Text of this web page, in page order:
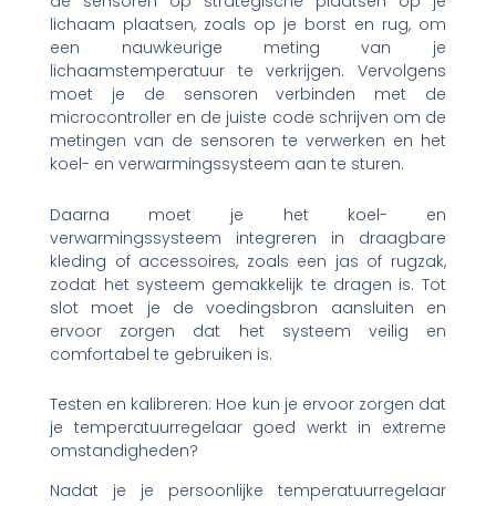
lichaam plaatsen, zoals op je borst en rug, om
een nauwkeurige meting van je
lichaamstemperatuur te verkrijgen. Vervolgens
moet je de sensoren verbinden met de
microcontroller en de juiste code schrijven om de
metingen van de sensoren te verwerken en het
koel- en verwarmingssysteem aan te sturen.
Daarna moet je het koel- en
verwarmingssysteem integreren in draagbare
kleding of accessoires, zoals een jas of rugzak,
zodat het systeem gemakkelijk te dragen is. Tot
slot moet je de voedingsbron aansluiten en
ervoor zorgen dat het systeem veilig en
comfortabel te gebruiken is.
Testen en kalibreren: Hoe kun je ervoor zorgen dat
je temperatuurregelaar goed werkt in extreme
omstandigheden?
Nadat je je persoonlijke temperatuurregelaar